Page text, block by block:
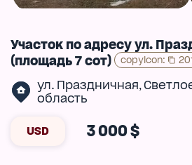
Участок по адресу ул.
(площадь 7 сот)
copyIcon:
ул. Праздничная,
область
USD 3 000 $